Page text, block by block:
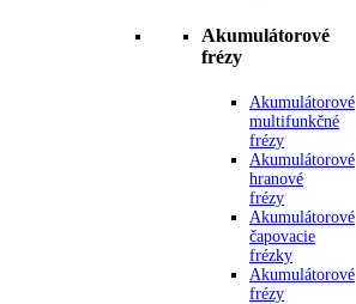
Akumulátorové
frézy
Akumulátorové
multifunkčné
frézy
Akumulátorové
hranové
frézy
Akumulátorové
čapovacie
frézky
Akumulátorové
frézy